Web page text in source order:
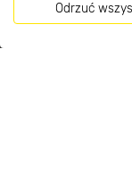
Odrzuć